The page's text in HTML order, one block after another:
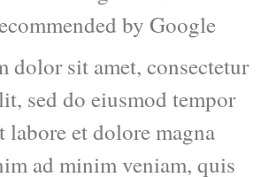
by Google
dolor sit amet, consectetur
sed do eiusmod tempor
et dolore magna
ad minim veniam, quis